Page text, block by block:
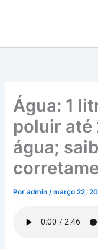
conteúdo
Água: 1
poluir até
água;
Poradmin/março 22,